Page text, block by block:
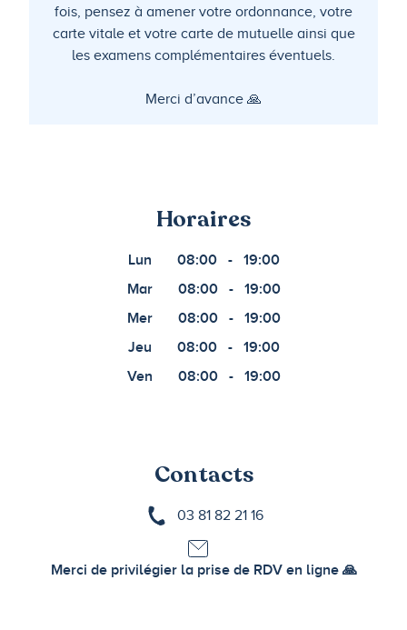
fois, pensez à amener votre ordonnance, votre
carte vitale et votre carte de mutuelle ainsi que
les examens complémentaires éventuels.
Merci d’avance 🙏
Horaires
Lun 08:00 -
19:00
Mar
08:00 -
19:00
Mer
08:00 -
19:00
Jeu
08:00 -
19:00
Ven
08:00 - 19:00
Contacts
03 81 82 21 16
Merci de privilégier la prise de RDV en ligne 🙏